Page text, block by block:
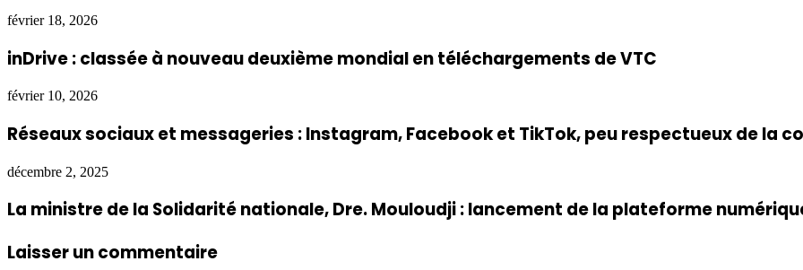
février 18, 2026
inDrive : classée à nouveau deuxième mondial en téléchargements de VTC
février 10, 2026
Réseaux sociaux et messageries : Instagram, Facebook et TikTok, peu respectueux de la
décembre 2, 2025
La ministre de la Solidarité nationale, Dre. Mouloudji : lancement de la plateforme
Laisser un commentaire